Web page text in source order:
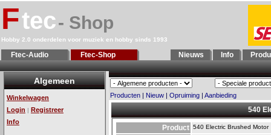
Ftec- Shop
Hobby 2.0 onderdelen voor muziek en hobby sinds 1993
Ftec-Audio Ftec-Shop Nieuws Info
Algemeen
Winkelwagen
Login | Registreer
Info
Producten | Nieuw | Opruiming | Aanbieding
540
Product 540 Electric Brushed Motor